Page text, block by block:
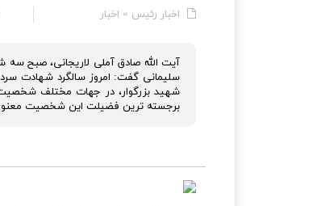
اخبار رئیس » اخبار
سلیمانی گفت: امروز سالگرد شهادت
شهید بزرگوار، در جهات مختلف
برجسته ترین فضیلت این شخصیت معنوی